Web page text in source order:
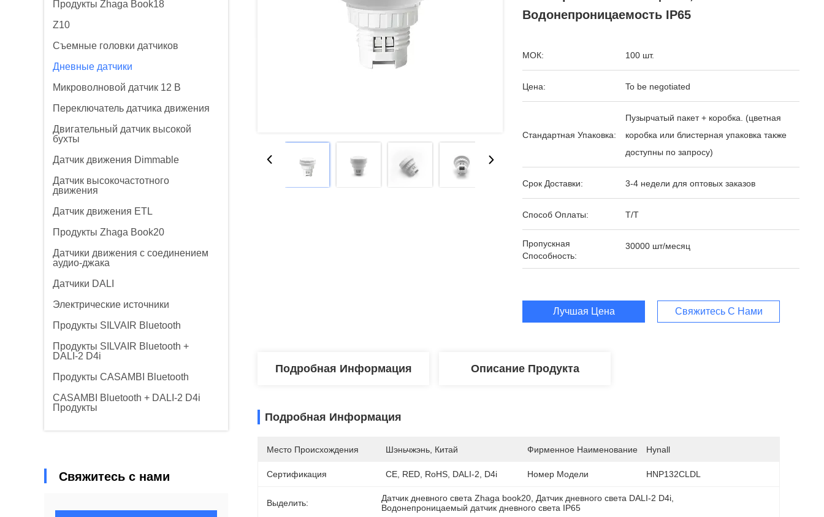
Продукты Zhaga Book18
Z10
Съемные головки датчиков
Дневные датчики
Микроволновой датчик 12 В
Переключатель датчика движения
Двигательный датчик высокой
бухты
Датчик движения Dimmable
Датчик высокочастотного
движения
Датчик движения ETL
Продукты Zhaga Book20
Датчики движения с соединением
аудио-джака
Датчики DALI
Электрические источники
Продукты SILVAIR Bluetooth
Продукты SILVAIR Bluetooth +
DALI-2 D4i
Продукты CASAMBI Bluetooth
CASAMBI Bluetooth + DALI-2 D4i
Продукты
Свяжитесь с нами
Водонепроницаемость IP65
МОК: 100 шт.
Цена: To be negotiated
Стандартная Упаковка:
Пузырчатый пакет + коробка. (цветная
коробка или блистерная упаковка также
доступны по запросу)
Срок Доставки: 3-4 недели для оптовых заказов
Способ Оплаты: Т/Т
Пропускная
Способность:
30000 шт/месяц
Лучшая Цена Свяжитесь С Нами
Подробная Информация Описание Продукта
Подробная Информация
Место Происхождения Шэньчжэнь, Китай Фирменное Наименование Hynall
Сертификация CE, RED, RoHS, DALI-2, D4i Номер Модели HNP132CLDL
Выделить: Датчик дневного света Zhaga book20 Датчик дневного света DALI-2 D4i
Водонепроницаемый датчик дневного света IP65